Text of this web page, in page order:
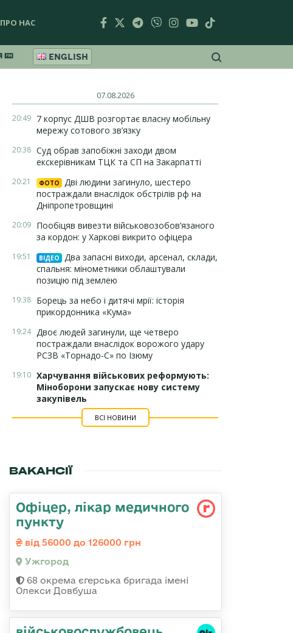
ПРО НАС
ENGLISH
07.08.2026
20:49 7 корпус ДШВ розгортає власну мобільну
мережу сотового зв’язку
20:38 Суд обрав запобіжні заходи двом
екскерівникам ТЦК та СП на Закарпатті
20:21 ФОТО
Дві людини загинуло, шестеро
постраждали внаслідок обстрілів рф на
Дніпропетровщині
20:09 Пообіцяв вивезти військовозобов’язаного
за кордон: у Харкові викрито офіцера
19:51 ВІДЕО
Два запасні виходи, арсенал, склади,
спальня: мінометники облаштували
позицію під землею
19:38 Борець за небо і дитячі мрії: історія
прикордонника «Кума»
19:24 Двоє людей загинули, ще четверо
постраждали внаслідок ворожого удару
РСЗВ «Торнадо-С» по Ізюму
19:10 Харчування військових реформують:
Міноборони запускає нову систему
закупівель
ВСІ НОВИНИ
ВАКАНСІЇ
Офіцер, лікар медичного
пункту
від 56000 до 126000 грн
Ужгород
68 окрема єгерська бригада імені
Олекси Довбуша